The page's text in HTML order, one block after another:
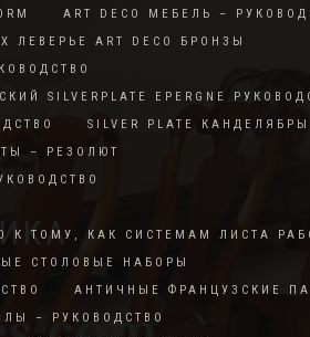
ART DECO МЕБЕЛЬ –
ЛЕВЕРЬЕ ART DECO БРОНЗЫ
SILVERPLATE EPERGNE
SILVER PLATE КАНДЕЛЯБРЫ
– РЕЗОЛЮТ
К ТОМУ, КАК СИСТЕМАМ ЛИСТА
СТОЛОВЫЕ НАБОРЫ
АНТИЧНЫЕ ФРАНЦУЗСКИЕ
– РУКОВОДСТВО